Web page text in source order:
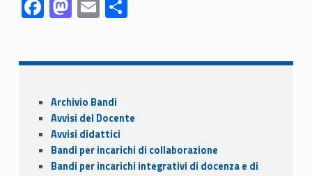
F
ac
b
o
o
k
M
as
d
o
n
E
m
l
C
di
di
Sidebar
Archivio Bandi
Avvisi del Docente
Avvisi didattici
Bandi per incarichi di collaborazione
Bandi per incarichi integrativi di docenza e di